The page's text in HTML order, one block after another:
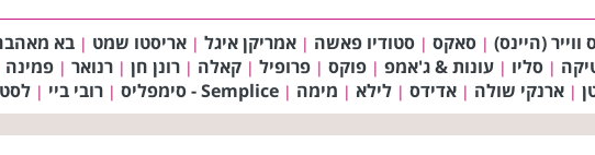
ווייר (היינס) | סאקס | סטודיו פאשה | אמריקן איגל | אריסטו שמט | בא
| סליו | עונות & ג'אמפ | פוקס | פרופיל | קאלה | רונן חן | רנואר | פמינה
| ארנקי שולה | אדידס | לילא | מימה | Semplice - סימפליס | רובי ביי |